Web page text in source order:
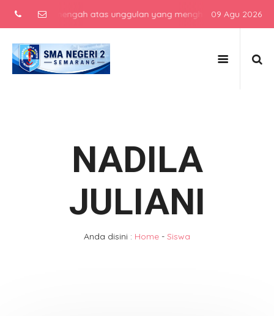
menengah atas unggulan yang menghasilkan lulusan
09 Agu 2026
NADILA
JULIANI
Anda disini : Home - Siswa